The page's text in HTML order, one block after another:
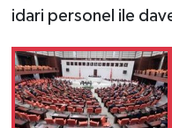
idari personel ile